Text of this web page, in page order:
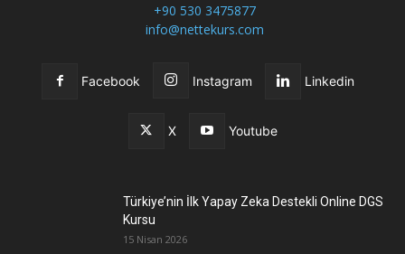
+90 530 3475877
info@nettekurs.com
Facebook Instagram Linkedin
X Youtube
Türkiye’nin İlk Yapay Zeka Destekli Online DGS
Kursu
15 Nisan 2026